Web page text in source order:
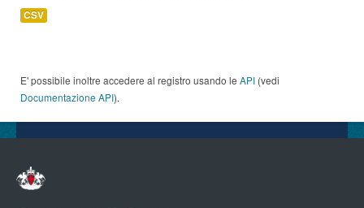
CSV
E' possibile inoltre accedere al registro usando le API (vedi
Documentazione API).